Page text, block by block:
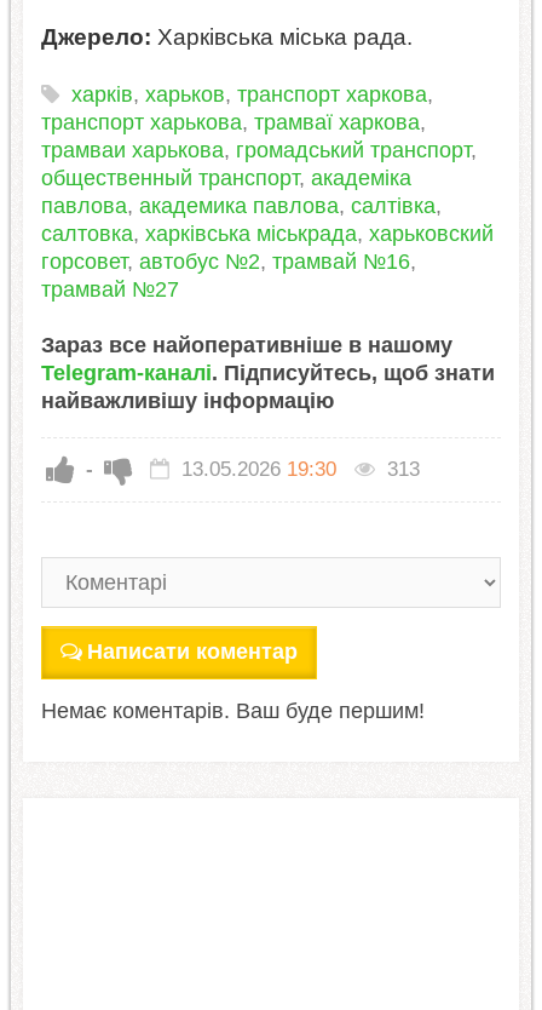
Джерело: Харківська міська рада.
харків, харьков, транспорт харкова,
транспорт харькова, трамваї харкова,
трамваи харькова, громадський транспорт,
общественный транспорт, академіка
павлова, академика павлова, салтівка,
салтовка, харківська міськрада, харьковский
горсовет, автобус №2, трамвай №16,
трамвай №27
Зараз все найоперативніше в нашому
Telegram-каналі. Підписуйтесь, щоб знати
найважливішу інформацію
- 13.05.2026 19:30 313
Написати коментар
Немає коментарів. Ваш буде першим!